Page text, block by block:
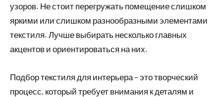
узоров. Не стоит перегружать помещение слишком
яркими или слишком разнообразными элементами
текстиля. Лучше выбирать несколько главных
акцентов и ориентироваться на них.
Подбор текстиля для интерьера – это творческий
процесс, который требует внимания к деталям и